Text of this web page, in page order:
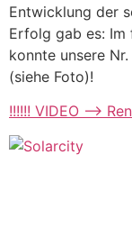
Entwicklung der
Erfolg gab es: Im
konnte unsere
(siehe Foto)!
!!!!!! VIDEO –>